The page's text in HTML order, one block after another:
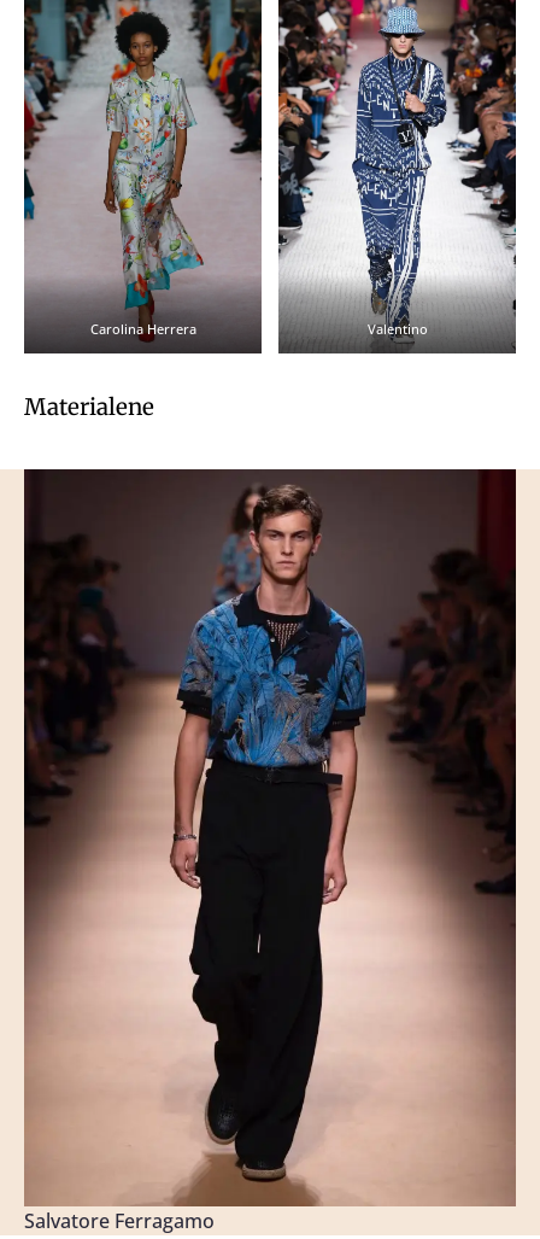
Carolina Herrera Valentino
Materialene
Salvatore Ferragamo